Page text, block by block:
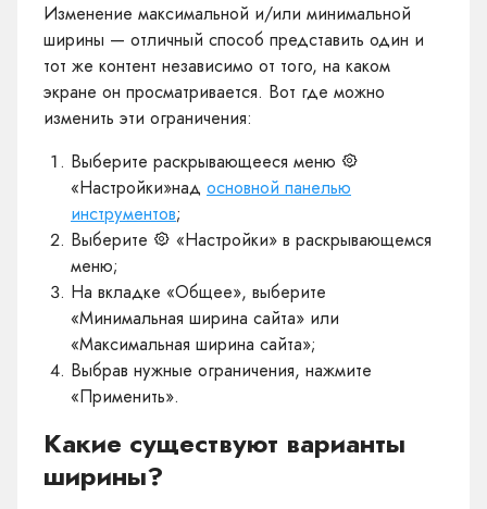
Изменение максимальной и/или минимальной
ширины — отличный способ представить один и
тот же контент независимо от того, на каком
экране он просматривается. Вот где можно
изменить эти ограничения:
Выберите раскрывающееся меню
«Настройки»над основной панелью
инструментов;
Выберите
«Настройки» в раскрывающемся
меню;
На вкладке «Общее», выберите
«Минимальная ширина сайта» или
«Максимальная ширина сайта»;
Выбрав нужные ограничения, нажмите
«Применить».
Какие существуют варианты
ширины?